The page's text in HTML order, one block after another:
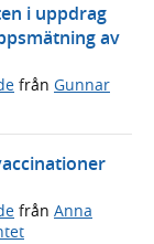
i uppdrag
av
från Gunnar
från Anna